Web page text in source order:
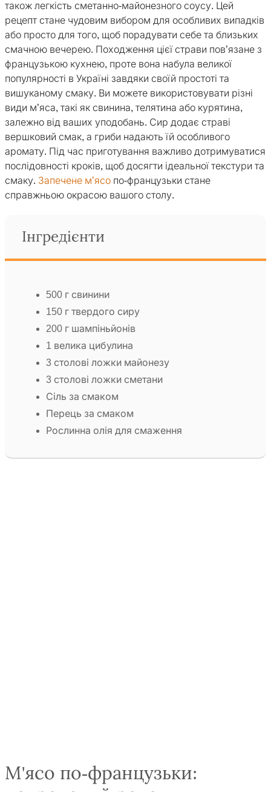
також легкість сметанно-майонезного соусу. Цей
рецепт стане чудовим вибором для особливих випадків
або просто для того, щоб порадувати себе та близьких
смачною вечерею. Походження цієї страви пов’язане з
французькою кухнею, проте вона набула великої
популярності в Україні завдяки своїй простоті та
вишуканому смаку. Ви можете використовувати різні
види м’яса, такі як свинина, телятина або курятина,
залежно від ваших уподобань. Сир додає страві
вершковий смак, а гриби надають їй особливого
аромату. Під час приготування важливо дотримуватися
послідовності кроків, щоб досягти ідеальної текстури та
смаку. Запечене м’ясо по-французьки стане
справжньою окрасою вашого столу.
Інгредієнти
500 г свинини
150 г твердого сиру
200 г шампіньйонів
1 велика цибулина
3 столові ложки майонезу
3 столові ложки сметани
Сіль за смаком
Перець за смаком
Рослинна олія для смаження
М'ясо по-французьки: